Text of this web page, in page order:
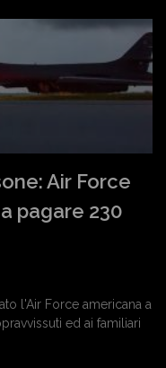
Air Force
pagare 230
l'Air Force americana a
ed ai familiari